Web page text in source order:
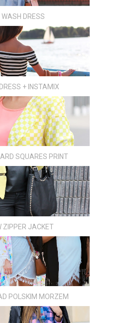
WASH DRESS
+ INSTAMIX
SQUARES PRINT
ZIPPER JACKET
POLSKIM MORZEM